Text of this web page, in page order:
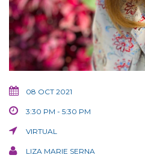
08 OCT 2021
3:30 PM - 5:30 PM
VIRTUAL
LIZA MARIE SERNA